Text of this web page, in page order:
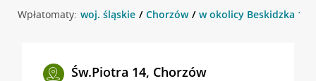
Wpłatomaty: woj. śląskie Chorzów w okolicy Beskidzka 1 ,
Św.Piotra 14, Chorzów